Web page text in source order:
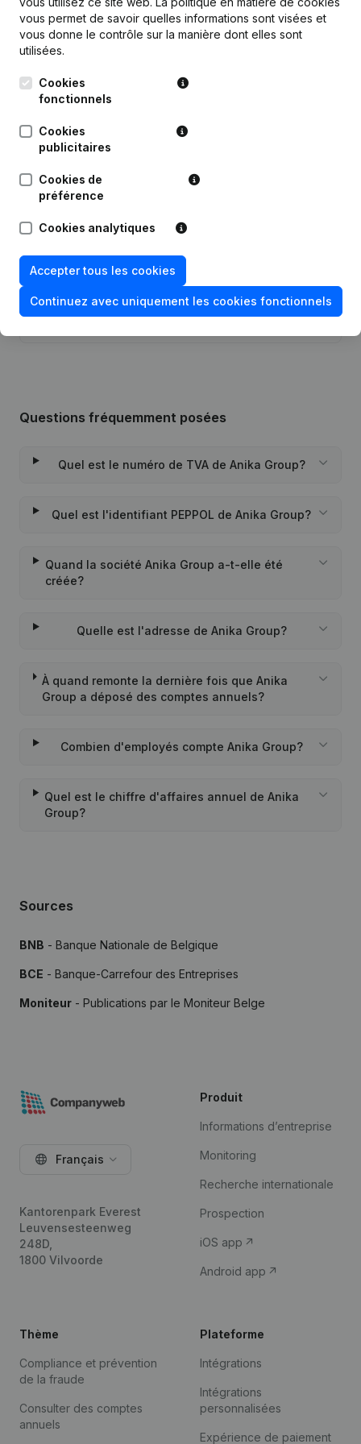
Publicationsde Anika Group
Date Publication
Nominations
26-04-2023
Autres Modifications, …) -
Nominations
Rubrique Constitution (Nouvelle
Questions fréquemment posées
Quel est le numéro de TVA de Anika Group?
Quel est l'identifiant PEPPOL de Anika Group?
Quand la société Anika Group a-t-elle été
créée?
Quelle est l'adresse de Anika Group?
À quand remonte la dernière fois que Anika
Group a déposé des comptes annuels?
Combien d'employés compte Anika Group?
Quel est le chiffre d'affaires annuel de Anika
Group?
Sources
BNB - Banque Nationale de Belgique
BCE - Banque-Carrefour des Entreprises
Moniteur - Publications par le Moniteur Belge
vous permet de savoir quelles informations sont visées et
vous donne le contrôle sur la manière dont elles sont
utilisées.
Cookies
fonctionnels
Cookies
publicitaires
Cookies de
préférence
Cookies analytiques
Accepter tous les cookies
Continuez avec uniquement les cookies fonctionnels
Français
Kantorenpark Everest
Leuvensesteenweg
248D,
1800 Vilvoorde
Produit
Informations d’entreprise
Monitoring
Recherche internationale
Prospection
iOS app
Android app
Thème
Compliance et prévention
de la fraude
Consulter des comptes
annuels
Plateforme
Intégrations
Intégrations
personnalisées
Expérience de paiement